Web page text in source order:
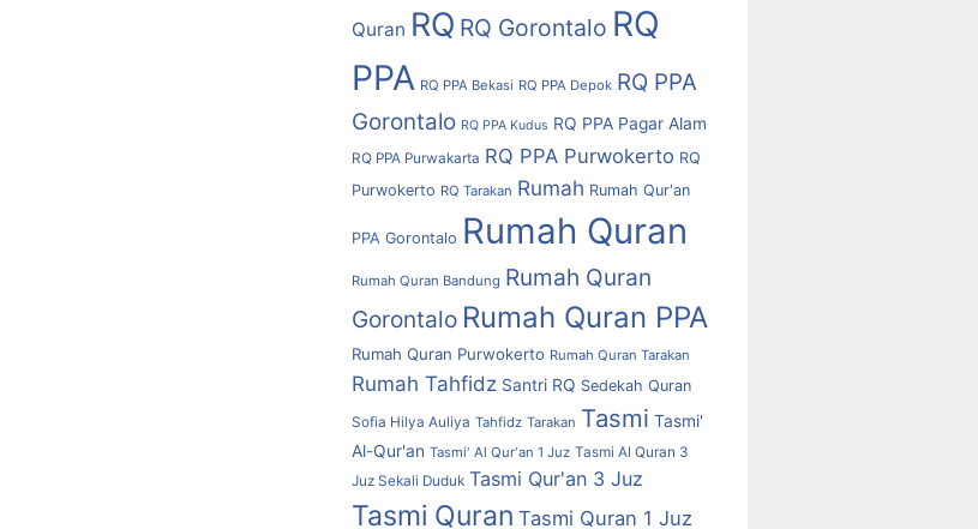
Quran RQ RQ Gorontalo RQ
PPA RQ PPA Bekasi RQ PPA Depok RQ PPA
Gorontalo RQ PPA Kudus RQ PPA Pagar Alam
RQ PPA Purwakarta RQ PPA Purwokerto RQ
Purwokerto RQ Tarakan Rumah Rumah Qur'an
PPA Gorontalo Rumah Quran
Rumah Quran Bandung Rumah Quran
Gorontalo Rumah Quran PPA
Rumah Quran Purwokerto Rumah Quran Tarakan
Rumah Tahfidz Santri RQ Sedekah Quran
Sofia Hilya Auliya Tahfidz Tarakan Tasmi Tasmi'
Al-Qur'an Tasmi' Al Qur'an 1 Juz Tasmi Al Quran 3
Juz Sekali Duduk Tasmi Qur'an 3 Juz
Tasmi Quran Tasmi Quran 1 Juz